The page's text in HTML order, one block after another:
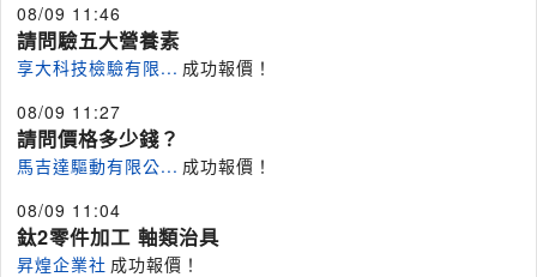
08/09 11:46
請問驗五大營養素
享大科技檢驗有限... 成功報價！
08/09 11:27
請問價格多少錢？
馬吉達驅動有限公... 成功報價！
08/09 11:04
鈦2零件加工 軸類治具
昇煌企業社 成功報價！